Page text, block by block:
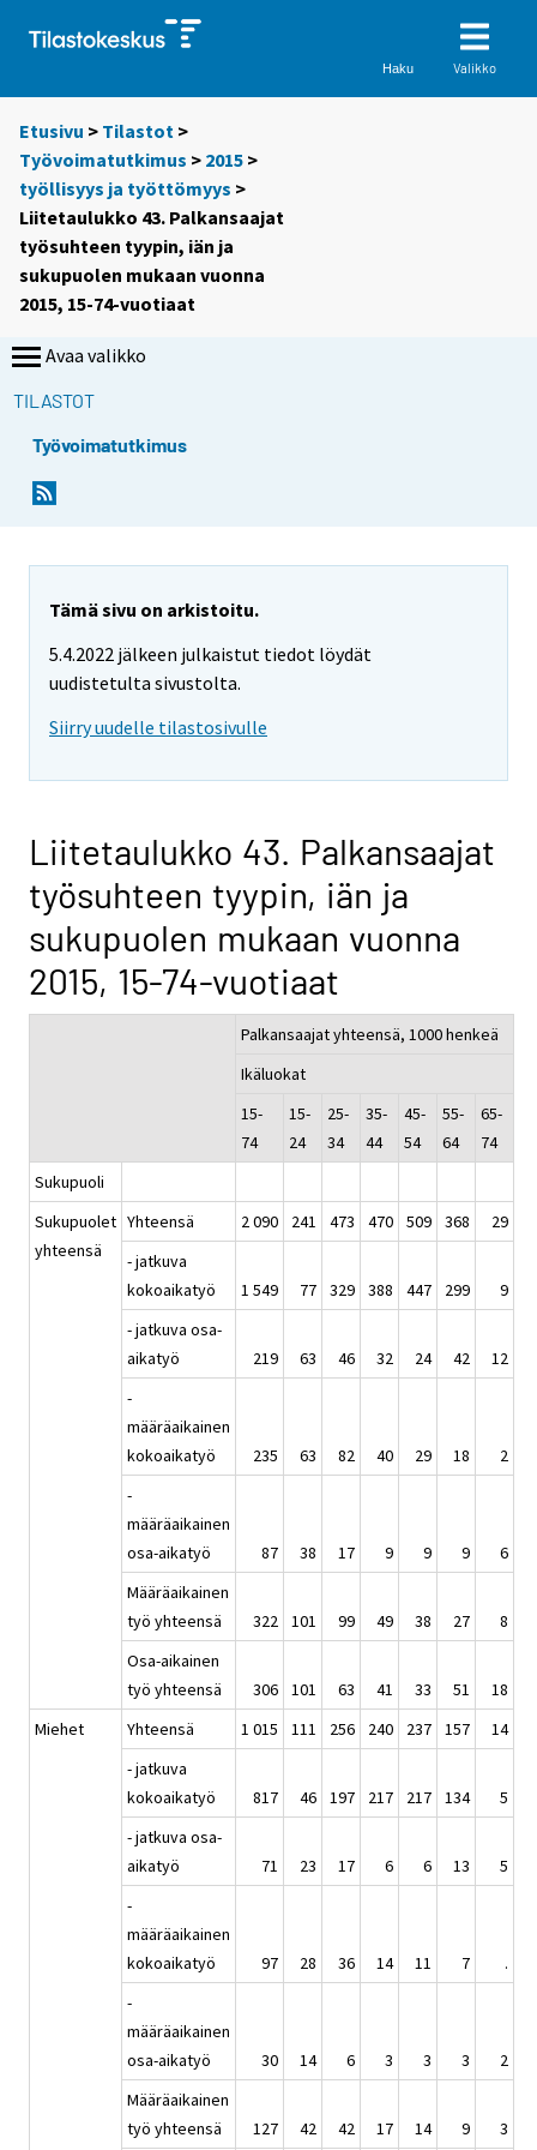
Haku Valikko
Etusivu > Tilastot >
Työvoimatutkimus > 2015 >
työllisyys ja työttömyys >
Liitetaulukko 43. Palkansaajat
työsuhteen tyypin, iän ja
sukupuolen mukaan vuonna
2015, 15-74-vuotiaat
Avaa valikko
TILASTOT
Työvoimatutkimus
Tämä sivu on arkistoitu.
5.4.2022 jälkeen julkaistut tiedot löydät
uudistetulta sivustolta.
Siirry uudelle tilastosivulle
Liitetaulukko 43. Palkansaajat
työsuhteen tyypin, iän ja
sukupuolen mukaan vuonna
2015, 15-74-vuotiaat
Palkansaajat yhteensä, 1000 henkeä
Ikäluokat
15-
74
15-
24
25-
34
35-
44
45-
54
55-
64
65-
74
Sukupuoli
Sukupuolet
yhteensä
Yhteensä 2 090 241 473 470 509 368
29
- jatkuva
kokoaikatyö
1 549 77 329 388 447 299
9
- jatkuva osa-
aikatyö
219 63 46 32 24 42
12
-
määräaikainen
kokoaikatyö
235 63 82 40 29 18
2
-
määräaikainen
osa-aikatyö
87 38 17 9 9 9
6
Määräaikainen
työ yhteensä
322 101 99 49 38 27
8
Osa-aikainen
työ yhteensä
306 101 63 41 33 51
18
Miehet
Yhteensä 1 015 111 256 240 237 157
14
- jatkuva
kokoaikatyö
817 46 197 217 217 134
5
- jatkuva osa-
aikatyö
71 23 17 6 6 13
5
-
määräaikainen
kokoaikatyö
97 28 36 14 11 7
.
-
määräaikainen
osa-aikatyö
30 14 6 3 3 3
2
Määräaikainen
työ yhteensä
127 42 42 17 14 9 3